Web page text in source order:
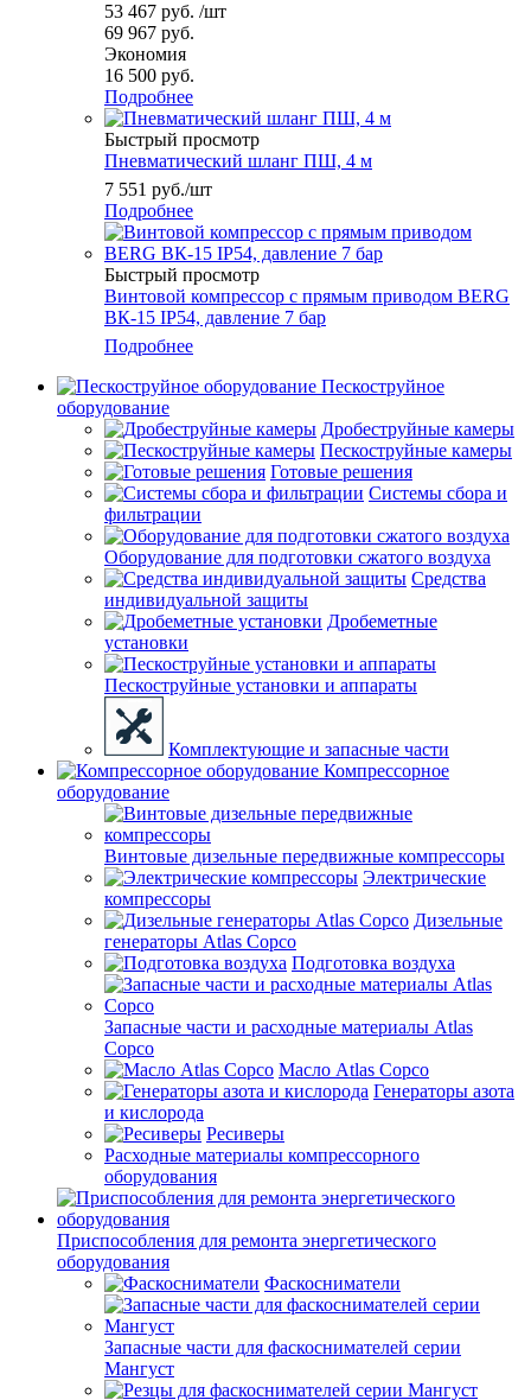
53 467 руб. /шт
69 967 руб.
Экономия
16 500 руб.
Подробнее
Быстрый просмотр
Пневматический шланг ПШ, 4 м
7 551 руб./шт
Подробнее
Быстрый просмотр
Винтовой компрессор с прямым приводом BERG
ВК-15 IP54, давление 7 бар
Подробнее
Пескоструйное
оборудование
Дробеструйные камеры
Пескоструйные камеры
Готовые решения
Системы сбора и
фильтрации
Оборудование для подготовки сжатого воздуха
Средства
индивидуальной защиты
Дробеметные
установки
Пескоструйные установки и аппараты
Комплектующие и запасные части
Компрессорное
оборудование
Винтовые дизельные передвижные компрессоры
Электрические
компрессоры
Дизельные
генераторы Atlas Copco
Подготовка воздуха
Запасные части и расходные материалы Atlas
Copco
Масло Atlas Copco
Генераторы азота
и кислорода
Ресиверы
Расходные материалы компрессорного
оборудования
Приспособления для ремонта энергетического
оборудования
Фаскосниматели
Запасные части для фаскоснимателей серии
Мангуст